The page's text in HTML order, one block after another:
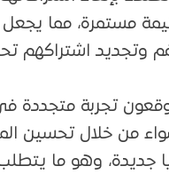
مستمرة، مما
وتجديد اشتراكهم
تجربة متجددة
من خلال تحسين
جديدة، وهو ما